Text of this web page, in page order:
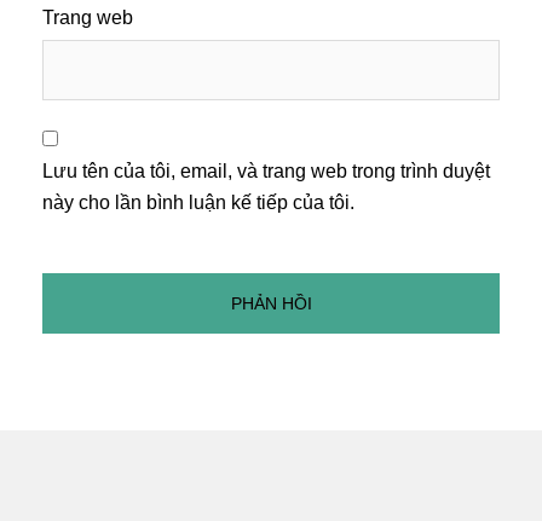
Trang web
Lưu tên của tôi, email, và trang web trong trình duyệt
này cho lần bình luận kế tiếp của tôi.